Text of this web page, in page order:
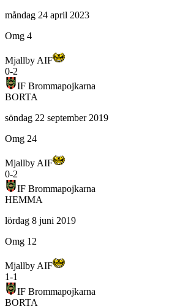
måndag 24 april 2023
Omg 4
Mjallby AIF
0-2
IF Brommapojkarna
BORTA
söndag 22 september 2019
Omg 24
Mjallby AIF
0-2
IF Brommapojkarna
HEMMA
lördag 8 juni 2019
Omg 12
Mjallby AIF
1-1
IF Brommapojkarna
BORTA